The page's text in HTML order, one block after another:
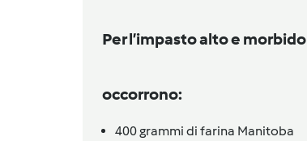
Per l’impasto alto e morbido
occorrono:
400grammi di farina Manitoba